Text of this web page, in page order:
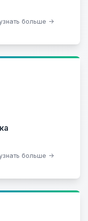
больше →
больше →
на запчасти в
Если у
открыты к